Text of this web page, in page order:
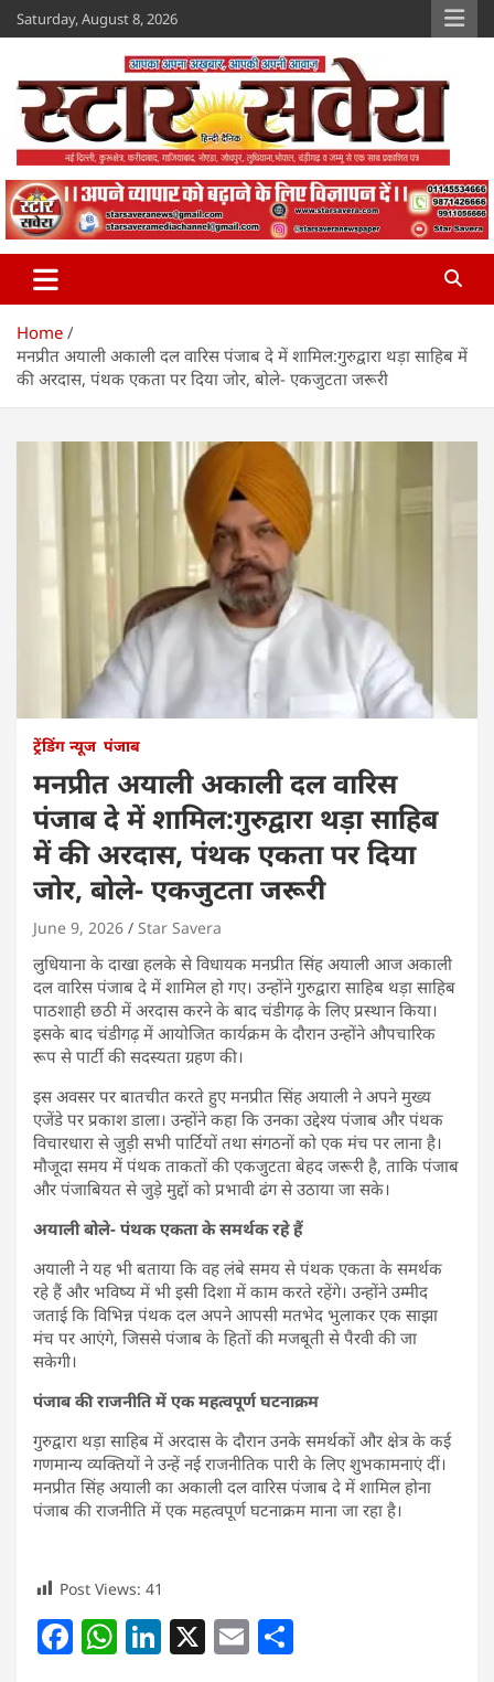
Skip
to
Saturday, August 8, 2026
Star Savera
www.starsavera.com
Home
मनप्रीत अयाली अकाली दल वारिस पंजाब दे में शामिल:गुरुद्वारा थड़ा साहिब में
की अरदास, पंथक एकता पर दिया जोर, बोले- एकजुटता जरूरी
ट्रेंडिंग न्यूज पंजाब
मनप्रीत अयाली अकाली दल वारिस
पंजाब दे में शामिल:गुरुद्वारा थड़ा साहिब
में की अरदास, पंथक एकता पर दिया
जोर, बोले- एकजुटता जरूरी
June 9, 2026 Star Savera
लुधियाना के दाखा हलके से विधायक मनप्रीत सिंह अयाली आज अकाली
दल वारिस पंजाब दे में शामिल हो गए। उन्होंने गुरुद्वारा साहिब थड़ा साहिब
पाठशाही छठी में अरदास करने के बाद चंडीगढ़ के लिए प्रस्थान किया।
इसके बाद चंडीगढ़ में आयोजित कार्यक्रम के दौरान उन्होंने औपचारिक
रूप से पार्टी की सदस्यता ग्रहण की।
इस अवसर पर बातचीत करते हुए मनप्रीत सिंह अयाली ने अपने मुख्य
एजेंडे पर प्रकाश डाला। उन्होंने कहा कि उनका उद्देश्य पंजाब और पंथक
विचारधारा से जुड़ी सभी पार्टियों तथा संगठनों को एक मंच पर लाना है।
मौजूदा समय में पंथक ताकतों की एकजुटता बेहद जरूरी है, ताकि पंजाब
और पंजाबियत से जुड़े मुद्दों को प्रभावी ढंग से उठाया जा सके।
अयाली बोले- पंथक एकता के समर्थक रहे हैं
अयाली ने यह भी बताया कि वह लंबे समय से पंथक एकता के समर्थक
रहे हैं और भविष्य में भी इसी दिशा में काम करते रहेंगे। उन्होंने उम्मीद
जताई कि विभिन्न पंथक दल अपने आपसी मतभेद भुलाकर एक साझा
मंच पर आएंगे, जिससे पंजाब के हितों की मजबूती से पैरवी की जा
सकेगी।
पंजाब की राजनीति में एक महत्वपूर्ण घटनाक्रम
गुरुद्वारा थड़ा साहिब में अरदास के दौरान उनके समर्थकों और क्षेत्र के कई
गणमान्य व्यक्तियों ने उन्हें नई राजनीतिक पारी के लिए शुभकामनाएं दीं।
मनप्रीत सिंह अयाली का अकाली दल वारिस पंजाब दे में शामिल होना
पंजाब की राजनीति में एक महत्वपूर्ण घटनाक्रम माना जा रहा है।
Post Views: 41
F W Li X E